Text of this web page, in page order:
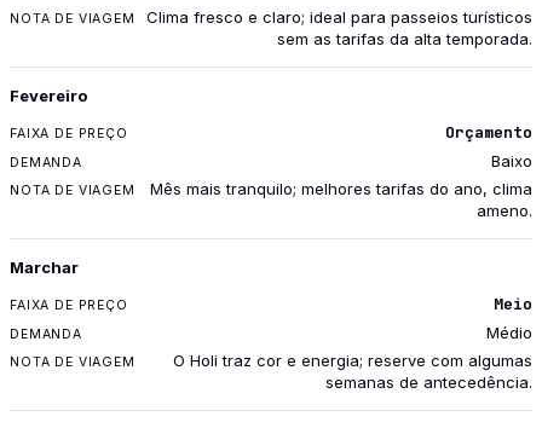
Clima fresco e claro; ideal para passeios turísticos
sem as tarifas da alta temporada.
Fevereiro
Orçamento
Baixo
Mês mais tranquilo; melhores tarifas do ano, clima
ameno.
Marchar
Meio
Médio
O Holi traz cor e energia; reserve com algumas
semanas de antecedência.